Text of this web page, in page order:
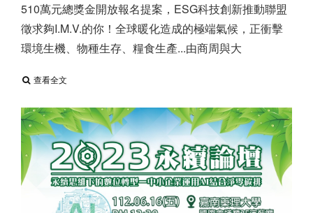
510萬元總獎金開放報名提案，ESG科技創新推動聯盟
徵求夠I.M.V.的你！ ​ 全球暖化造成的極端氣候，正衝擊
環境生機、物種生存、糧食生產...由商周與大
查看全文